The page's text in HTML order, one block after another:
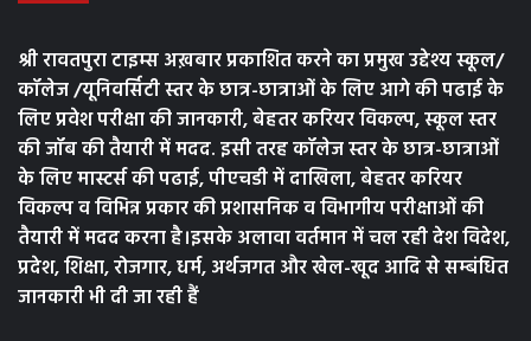
श्री रावतपुरा टाइम्स अख़बार प्रकाशित करने का प्रमुख उद्देश्य स्कूल/
कॉलेज /यूनिवर्सिटी स्तर के छात्र-छात्राओं के लिए आगे की पढाई के
लिए प्रवेश परीक्षा की जानकारी, बेहतर करियर विकल्प, स्कूल स्तर
की जॉब की तैयारी में मदद. इसी तरह कॉलेज स्तर के छात्र-छात्राओं
के लिए मास्टर्स की पढाई, पीएचडी में दाखिला, बेहतर करियर
विकल्प व विभिन्न प्रकार की प्रशासनिक व विभागीय परीक्षाओं की
तैयारी में मदद करना है।इसके अलावा वर्तमान में चल रही देश विदेश,
प्रदेश, शिक्षा, रोजगार, धर्म, अर्थजगत और खेल-खूद आदि से सम्बंधित
जानकारी भी दी जा रही हैं